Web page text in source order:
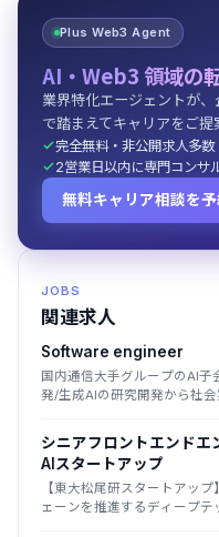
Plus Web3 Agent
AI・Web3 領域の
業界特化エージェントが
で踏まえてキャリアをご提
完全無料・非公開求人多数
2営業日以内に専門コンサ
無料キャリア相談を予
JOBS
関連求人
Software engineer
国内通信大手グループのAI
発/生成AIの研究開発から社
シニアフロントエンドエ
AIスタートアップ
【東大松尾研スタートアッ
ェーンを推進するディープ